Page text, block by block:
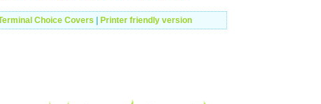
Choice Covers Printer friendly version